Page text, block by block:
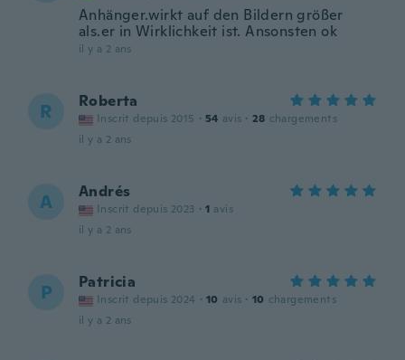
Anhänger.wirkt auf den Bildern größer
als.er in Wirklichkeit ist. Ansonsten ok
il y a 2 ans
R Roberta
Inscrit depuis 2015 · 54 avis · 28 chargements
il y a 2 ans
A Andrés
Inscrit depuis 2023 · 1 avis
il y a 2 ans
P Patricia
Inscrit depuis 2024 · 10 avis · 10 chargements
il y a 2 ans